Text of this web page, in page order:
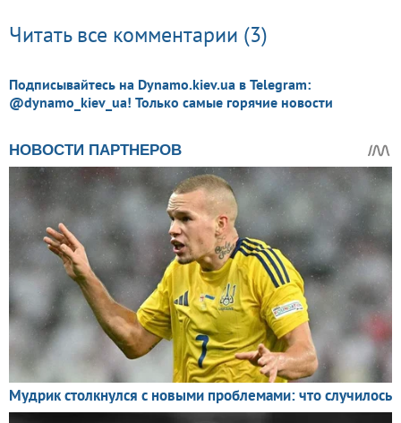
Читать все комментарии (3)
Подписывайтесь на Dynamo.kiev.ua в Telegram:
@dynamo_kiev_ua! Только самые горячие новости